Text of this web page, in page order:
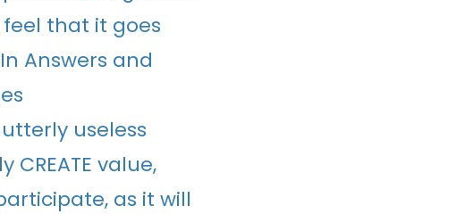
that it goes
Answers and
useless
value,
as it will